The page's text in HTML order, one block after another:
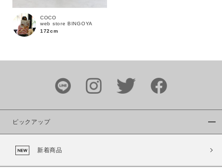
COCO
web store BINGOYA
172cm
ピックアップ
新着商品